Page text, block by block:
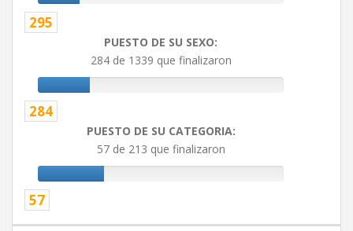
295
PUESTO DE SU SEXO:
284 de 1339 que finalizaron
284
PUESTO DE SU CATEGORIA:
57 de 213 que finalizaron
57